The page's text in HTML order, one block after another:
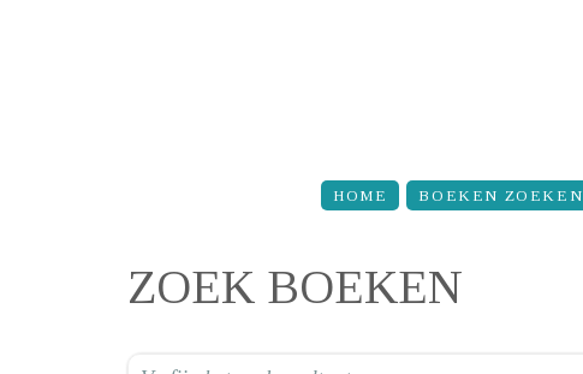
HOME BOEKEN ZOEKEN
ZOEK BOEKEN